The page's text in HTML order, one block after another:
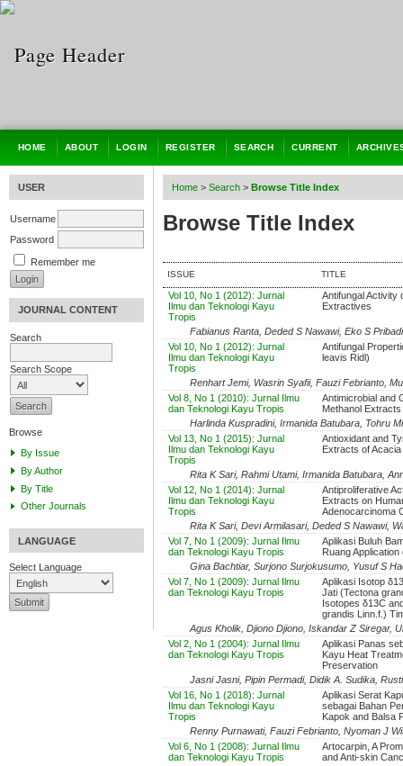
USER
Username
Password
Remember me
JOURNAL CONTENT
Search
Search Scope
Browse
By Issue
By Author
By Title
Other Journals
LANGUAGE
Select Language
HOME ABOUT LOGIN REGISTER SEARCH CURRENT
Home > Search > Browse Title Index
Browse Title Index
ISSUE TITLE
Vol 10, No 1 (2012): Jurnal
Ilmu dan Teknologi Kayu
Tropis
Antifungal Activity
Extractives
Fabianus Ranta, Deded S Nawawi, Eko S
Vol 10, No 1 (2012): Jurnal
Ilmu dan Teknologi Kayu
Tropis
Antifungal
leavis Ridl)
Renhart Jemi, Wasrin Syafii, Fauzi Febrianto,
Vol 8, No 1 (2010): Jurnal Ilmu
dan Teknologi Kayu Tropis
Antimicrobial and
Methanol
Harlinda Kuspradini, Irmanida Batubara, Tohru
Vol 13, No 1 (2015): Jurnal
Ilmu dan Teknologi Kayu
Tropis
Antioxidant and
Extracts of
Rita K Sari, Rahmi Utami, Irmanida Batubara,
Vol 12, No 1 (2014): Jurnal
Ilmu dan Teknologi Kayu
Tropis
Antiproliferative
Extracts on
Adenocarcinoma
Rita K Sari, Devi Armilasari, Deded S Nawawi,
Vol 7, No 1 (2009): Jurnal Ilmu
dan Teknologi Kayu Tropis
Aplikasi Buluh
Ruang
Gina Bachtiar, Surjono Surjokusumo, Yusuf S
Vol 7, No 1 (2009): Jurnal Ilmu
dan Teknologi Kayu Tropis
Aplikasi Isotop
Jati (Tectona
Isotopes δ13C
grandis Linn.f.)
Agus Kholik, Djiono Djiono, Iskandar Z Siregar,
Vol 2, No 1 (2004): Jurnal Ilmu
dan Teknologi Kayu Tropis
Aplikasi Panas
Kayu Heat
Preservation
Jasni Jasni, Pipin Permadi, Didik A. Sudika,
Vol 16, No 1 (2018): Jurnal
Ilmu dan Teknologi Kayu
Tropis
Aplikasi Serat
sebagai Bahan
Kapok and Balsa
Renny Purnawati, Fauzi Febrianto, Nyoman J
Vol 6, No 1 (2008): Jurnal Ilmu
dan Teknologi Kayu Tropis
Artocarpin, A
and Anti-skin